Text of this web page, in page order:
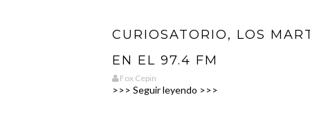
CURIOSATORIO, LOS
EN EL 97.4 FM
Fox Cepin
>>> Seguir leyendo >>>